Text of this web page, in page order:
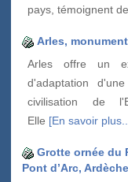
pays, témoignent de
Arles,
Arles offre un
d'adaptation
civilisation de
Elle [En savoir
Grotte ornée du
Pont d’Arc, Ardèche